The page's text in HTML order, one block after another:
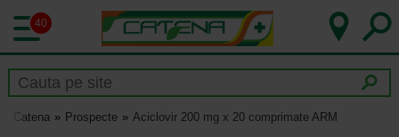
40
Catena Prospecte Aciclovir 200 mg x 20 comprimate ARM